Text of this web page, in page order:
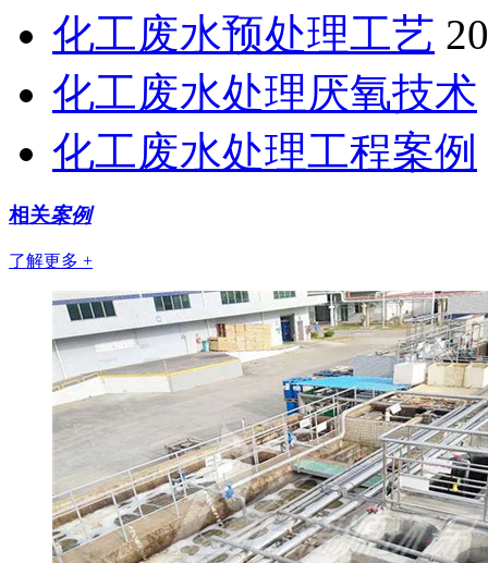
化工废水预处理工艺
化工废水处理厌氧技术
化工废水处理工程案例
相关案例
了解更多 +